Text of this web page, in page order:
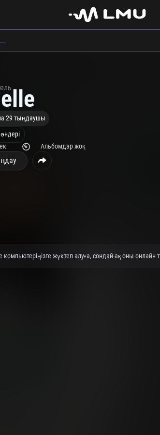
29 тыңдаушы
Альбомдар жоқ
жүктеп алуға, сондай-ақ оны онлайн